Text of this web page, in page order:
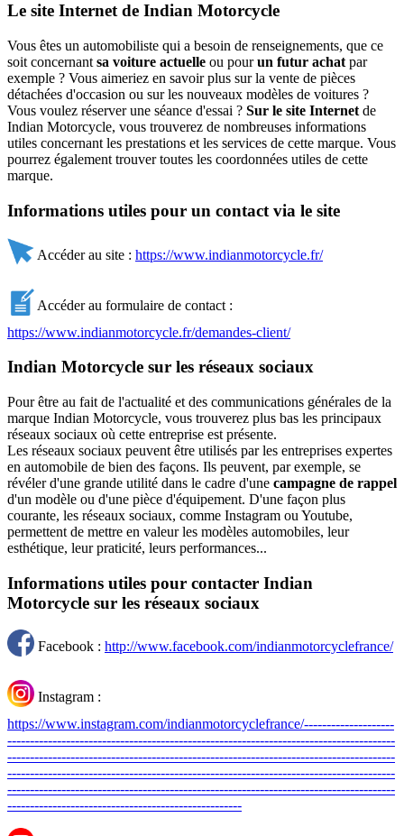
Le site Internet de Indian Motorcycle
Vous êtes un automobiliste qui a besoin de renseignements, que ce
soit concernant sa voiture actuelle ou pourun futur achat par
exemple ? Vous aimeriez en savoir plus sur la vente de pièces
détachées d'occasion ou sur les nouveaux modèles de voitures ?
Vous voulez réserver une séance d'essai ? Sur le site Internet de
Indian Motorcycle, vous trouverez de nombreuses informations
utiles concernant les prestations et les services de cette marque. Vous
pourrez également trouver toutes les coordonnées utiles de cette
marque.
Informations utiles pour un contact via le site
Accéder au site : https://www.indianmotorcycle.fr/
Accéder au formulaire de contact :
https://www.indianmotorcycle.fr/demandes-client/
Indian Motorcycle sur les réseaux sociaux
Pour être au fait de l'actualité et des communications générales de la
marque Indian Motorcycle, vous trouverez plus bas les principaux
réseaux sociaux où cette entreprise est présente.
Les réseaux sociaux peuvent être utilisés par les entreprises expertes
en automobile de bien des façons. Ils peuvent, par exemple, se
révéler d'une grande utilité dans le cadre d'une campagne de rappel
d'un modèle ou d'une pièce d'équipement. D'une façon plus
courante, les réseaux sociaux, comme Instagram ou Youtube,
permettent de mettre en valeur les modèles automobiles, leur
esthétique, leur praticité, leurs performances...
Informations utiles pour contacter Indian
Motorcycle sur les réseaux sociaux
Facebook : http://www.facebook.com/indianmotorcyclefrance/
Instagram :
https://www.instagram.com/indianmotorcyclefrance/--------------------
--------------------------------------------------------------------------------------
--------------------------------------------------------------------------------------
--------------------------------------------------------------------------------------
--------------------------------------------------------------------------------------
----------------------------------------------------